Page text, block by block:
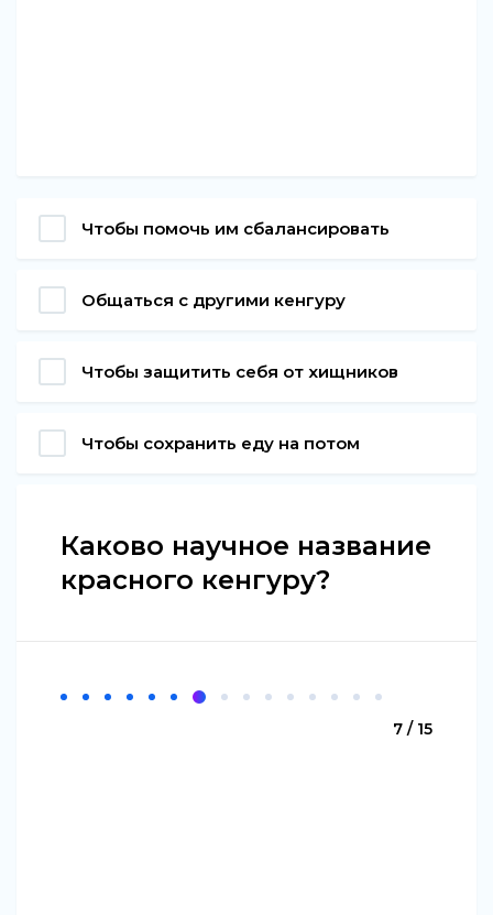
Чтобы помочь им сбалансировать
Общаться с другими кенгуру
Чтобы защитить себя от хищников
Чтобы сохранить еду на потом
Каково научное название
красного кенгуру?
7 / 15